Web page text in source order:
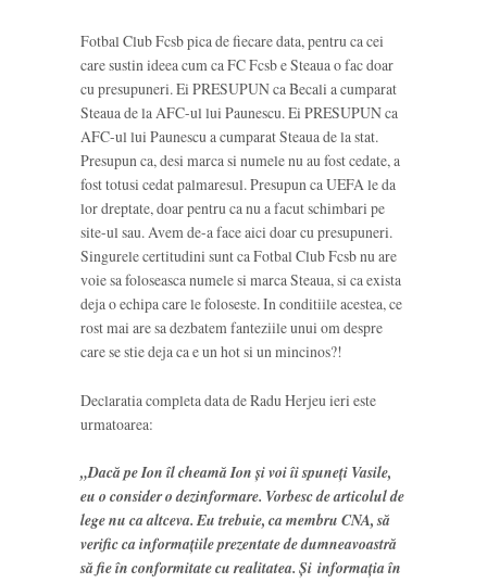
Fotbal Club Fcsb pica de fiecare data, pentru ca cei
care sustin ideea cum ca FC Fcsb e Steaua o fac doar
cu presupuneri. Ei PRESUPUN ca Becali a cumparat
Steaua de la AFC-ul lui Paunescu. Ei PRESUPUN ca
AFC-ul lui Paunescu a cumparat Steaua de la stat.
Presupun ca, desi marca si numele nu au fost cedate, a
fost totusi cedat palmaresul. Presupun ca UEFA le da
lor dreptate, doar pentru ca nu a facut schimbari pe
site-ul sau. Avem de-a face aici doar cu presupuneri.
Singurele certitudini sunt ca Fotbal Club Fcsb nu are
voie sa foloseasca numele si marca Steaua, si ca exista
deja o echipa care le foloseste. In conditiile acestea, ce
rost mai are sa dezbatem fanteziile unui om despre
care se stie deja ca e un hot si un mincinos?!
Declaratia completa data de Radu Herjeu ieri este
urmatoarea:
„Dacă pe Ion îl cheamă Ion și voi îi spuneți Vasile,
eu o consider o dezinformare. Vorbesc de articolul de
lege nu ca altceva. Eu trebuie, ca membru CNA, să
verific ca informațiile prezentate de dumneavoastră
să fie în conformitate cu realitatea. Și informația în